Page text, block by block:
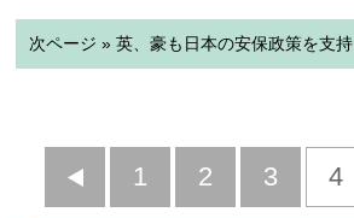
次ページ » 英、豪も日本の安保政策を支持
前
1 2 3 4